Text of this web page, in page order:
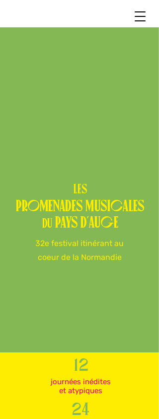
Les
promenades musicales
du pays d'auge
32e festival itinérant au
coeur de la Normandie
12
journées inédites
et atypiques
24